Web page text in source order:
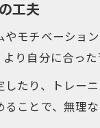
工夫
モチベーショ
り自分に合っ
たり、トレー
ことで、無理